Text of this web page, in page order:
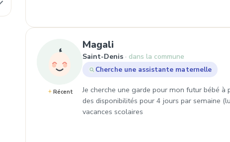
Récent
Magali
Saint-Denis dans la commune
Cherche une assistante maternelle
Je cherche une garde pour mon futur bébé
des disponibilités pour 4 jours par semaine
vacances scolaires